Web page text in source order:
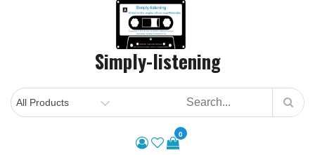
Simply-listening
0